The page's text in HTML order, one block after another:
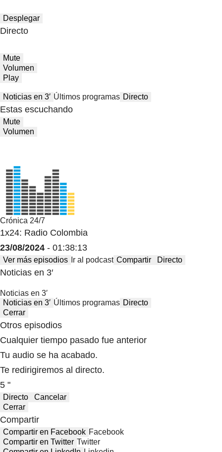
Desplegar
Directo
Mute
Volumen
Play
Noticias en 3′ Últimos programas Directo
Estas escuchando
Mute
Volumen
Crónica 24/7
1x24: Radio Colombia
23/08/2024 - 01:38:13
Ver más episodios Ir al podcast Compartir Directo
Noticias en 3′
Noticias en 3′
Noticias en 3′ Últimos programas Directo
Cerrar
Otros episodios
Cualquier tiempo pasado fue anterior
Tu audio se ha acabado.
Te redirigiremos al directo.
5 "
Directo
Cancelar
Cerrar
Compartir
Compartir en Facebook Facebook
Compartir en Twitter Twitter